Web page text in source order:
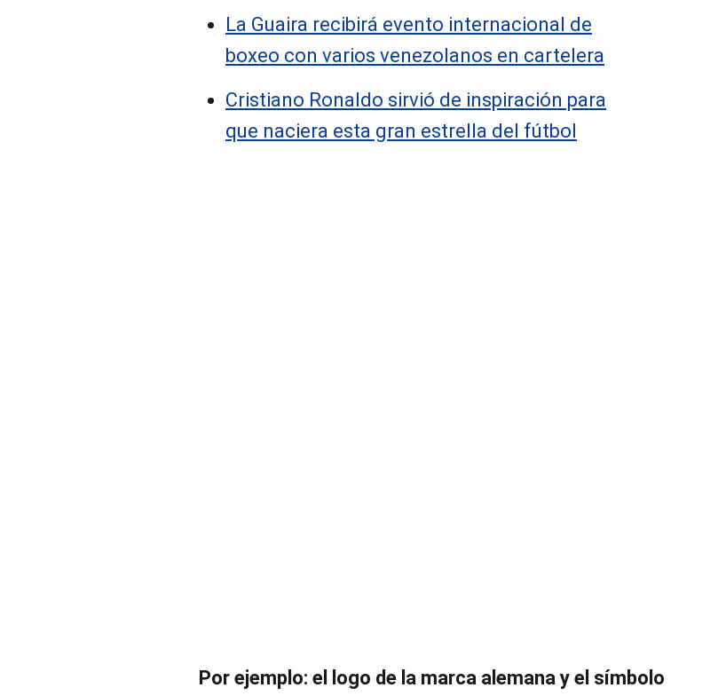
La Guaira recibirá evento internacional de
boxeo con varios venezolanos en cartelera
Cristiano Ronaldo sirvió de inspiración para
que naciera esta gran estrella del fútbol
Por ejemplo: el logo de la marca alemana y el símbolo